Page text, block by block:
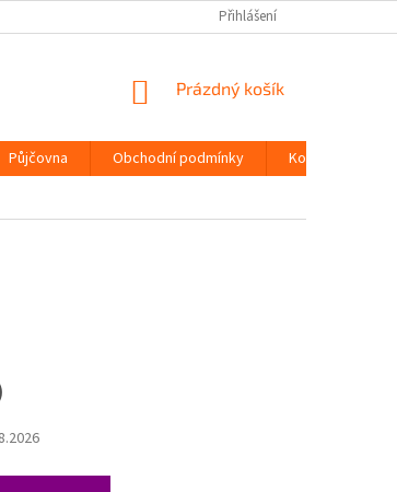
Přihlášení
NÁKUPNÍ
Prázdný košík
Půjčovna Obchodní podmínky
Kontakty